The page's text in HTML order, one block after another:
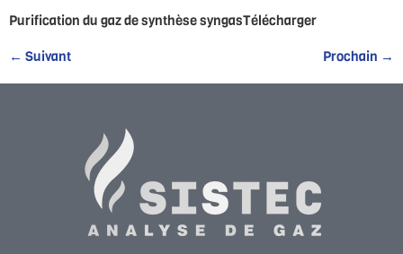
Purification du gaz de synthèse syngasTélécharger
← Suivant Prochain →